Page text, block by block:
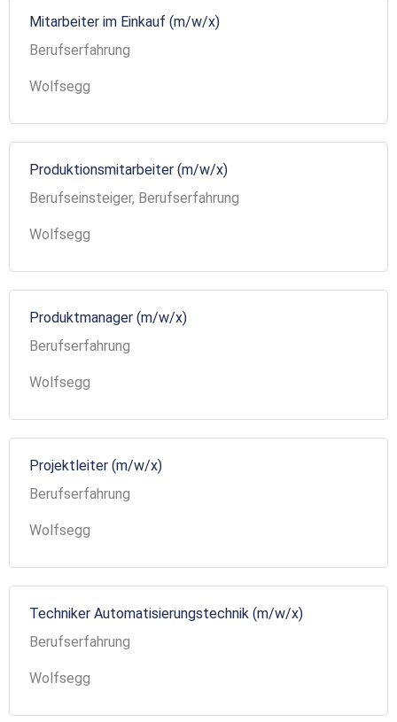
Mitarbeiter im Einkauf (m/w/x)
Berufserfahrung
Wolfsegg
Produktionsmitarbeiter (m/w/x)
Berufseinsteiger, Berufserfahrung
Wolfsegg
Produktmanager (m/w/x)
Berufserfahrung
Wolfsegg
Projektleiter (m/w/x)
Berufserfahrung
Wolfsegg
Techniker Automatisierungstechnik (m/w/x)
Berufserfahrung
Wolfsegg